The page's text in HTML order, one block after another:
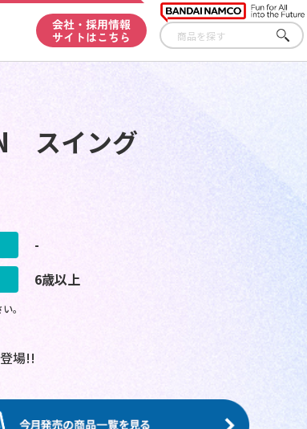
会社・採用情報
サイトはこちら
さが
す
スイング
-
6歳以上
。
場!!